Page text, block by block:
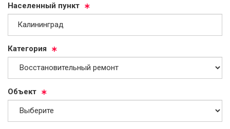
На­се­лен­ный пункт
Ка­те­го­рия
Объ­ект